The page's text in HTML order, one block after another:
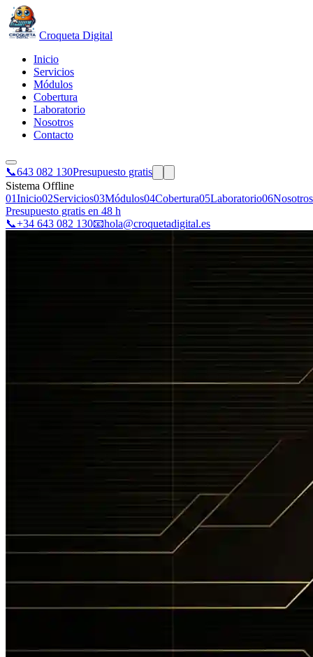
Croqueta Digital
Inicio
Servicios
Módulos
Cobertura
Laboratorio
Nosotros
Contacto
📞643 082 130Presupuesto gratis
Sistema Offline
01Inicio02Servicios03Módulos04Cobertura05Laboratorio06Nosotros
Presupuesto gratis en 48 h
📞+34 643 082 130📧hola@croquetadigital.es